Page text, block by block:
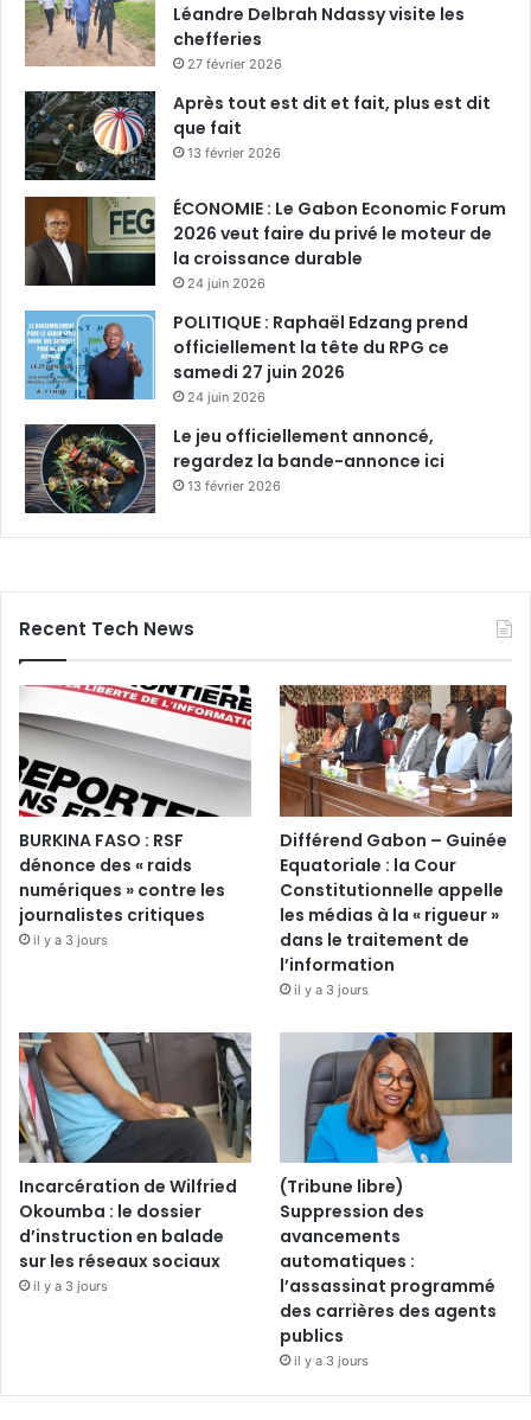
Léandre Delbrah Ndassy visite les
chefferies
27 février 2026
Après tout est dit et fait, plus est dit
que fait
13 février 2026
ÉCONOMIE : Le Gabon Economic Forum
2026 veut faire du privé le moteur de
la croissance durable
24 juin 2026
POLITIQUE : Raphaël Edzang prend
officiellement la tête du RPG ce
samedi 27 juin 2026
24 juin 2026
Le jeu officiellement annoncé,
regardez la bande-annonce ici
13 février 2026
Recent Tech News
BURKINA FASO : RSF
dénonce des « raids
numériques » contre les
journalistes critiques
il y a 3 jours
Différend Gabon – Guinée
Equatoriale : la Cour
Constitutionnelle appelle
les médias à la « rigueur »
dans le traitement de
l’information
il y a 3 jours
Incarcération de Wilfried
Okoumba : le dossier
d’instruction en balade
sur les réseaux sociaux
il y a 3 jours
(Tribune libre)
Suppression des
avancements
automatiques :
l’assassinat programmé
des carrières des agents
publics
il y a 3 jours